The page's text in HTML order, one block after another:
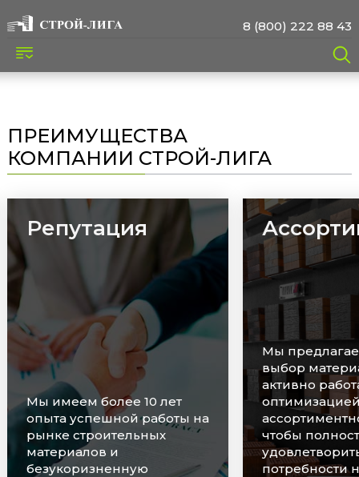
8 (800) 222 88 43
ПРЕИМУЩЕСТВА
КОМПАНИИ СТРОЙ-ЛИГА
Ассортимент
Мы предлагаем широкий
выбор материалов и
активно работаем над
оптимизацией
ассортиментного ряда,
чтобы полностью
удовлетворить
потребности наших
Сроки
Мы очень
наших
оперативно
каждую
соблюдаем